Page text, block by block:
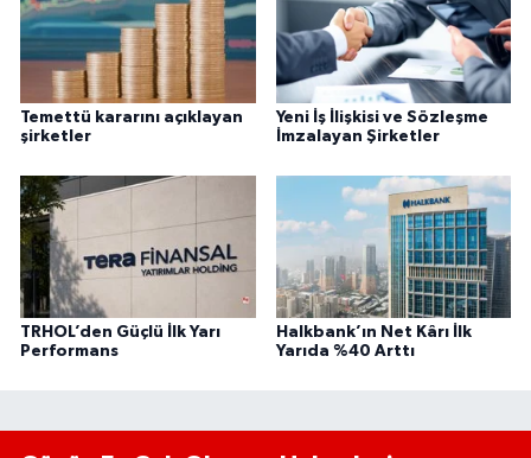
Temettü kararını açıklayan
şirketler
Yeni İş İlişkisi ve Sözleşme
İmzalayan Şirketler
TRHOL’den Güçlü İlk Yarı
Performans
Halkbank’ın Net Kârı İlk
Yarıda %40 Arttı